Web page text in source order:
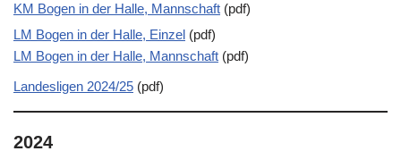
KM Bogen in der Halle, Mannschaft (pdf)
LM Bogen in der Halle, Einzel (pdf)
LM Bogen in der Halle, Mannschaft (pdf)
Landesligen 2024/25 (pdf)
2024